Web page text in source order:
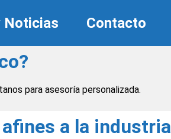
Noticias Contacto
para asesoría personalizada.
a la industria